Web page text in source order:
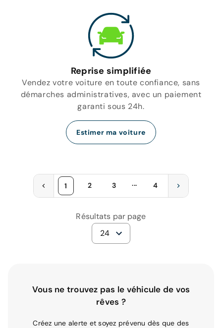
Reprise simplifiée
Vendez votre voiture en toute confiance, sans
démarches administratives, avec un paiement
garanti sous 24h.
Estimer ma voiture
1 2 3 ... 4
Résultats par page
24
Vous ne trouvez pas le véhicule de vos
rêves ?
Créez une alerte et soyez prévenu dès que des